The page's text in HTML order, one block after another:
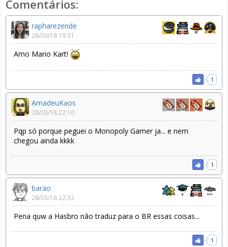
Comentários:
rapharezende
28/03/18 19:31
Amo Mario Kart!
1
AmadeuKaos
28/03/18 22:10
Pqp só porque peguei o Monopoly Gamer ja... e nem
chegou ainda kkkk
1
barao
28/03/18 22:32
Pena quw a Hasbro não traduz para o BR essas coisas...
1